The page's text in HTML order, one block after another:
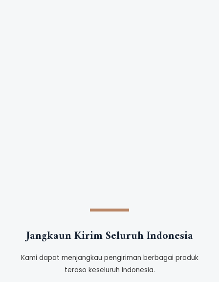
Jangkaun Kirim Seluruh Indonesia
Kami dapat menjangkau pengiriman berbagai produk
teraso keseluruh Indonesia.